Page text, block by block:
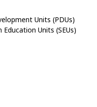
Units (PDUs)
Units (SEUs)